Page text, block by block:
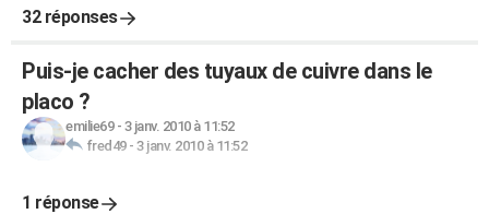
32 réponses
Puis-je cacher des tuyaux de cuivre dans le
placo ?
emilie69- 3 janv. 2010 à 11:52
fred49- 3 janv. 2010 à 11:52
1 réponse